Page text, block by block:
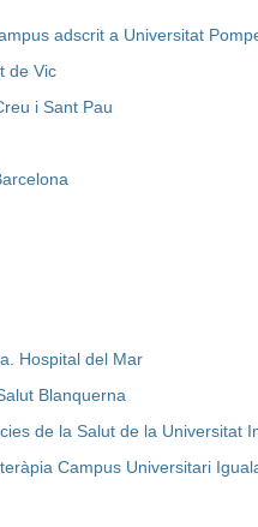
adscrit a Universitat
de Vic
i Sant Pau
Hospital del Mar
Blanquerna
de la Salut de la Universitat
Campus Universitari